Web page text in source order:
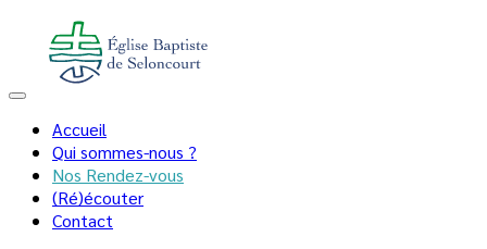
Accueil
Qui sommes-nous ?
Nos Rendez-vous
(Ré)écouter
Contact